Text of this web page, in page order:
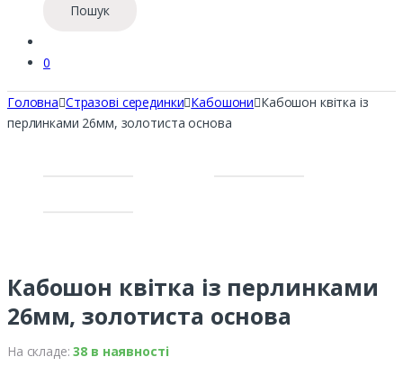
Пошук
0
Головна Стразові серединки Кабошони Кабошон квітка із
перлинками 26мм, золотиста основа
Кабошон квітка із перлинками
26мм, золотиста основа
На складе:38 в наявності